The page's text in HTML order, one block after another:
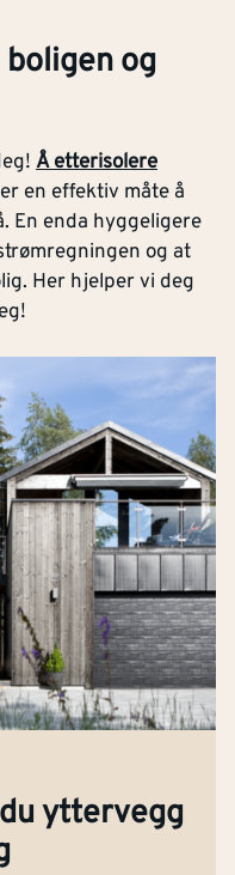
og
Å etterisolere
er en effektiv måte å
En enda hyggeligere
og at
Her hjelper vi deg
yttervegg